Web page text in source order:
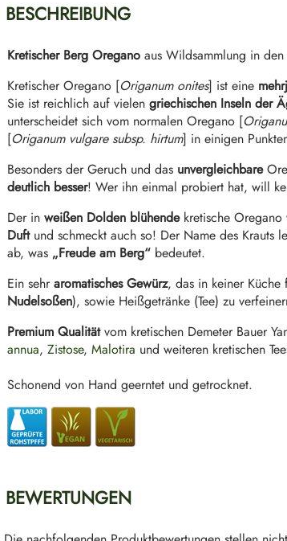
BESCHREIBUNG
Kretischer Berg Oregano aus Wildsammlung in den
Kretischer Oregano [Origanum onites] ist eine
Sie ist reichlich auf vielen griechischen Inseln der
unterscheidet sich vom normalen Oregano [
[Origanum vulgare subsp. hirtum] in einigen
Besonders der Geruch und das unvergleichbare
deutlich besser! Wer ihn einmal probiert hat, will
Der in weißen Dolden blühendekretische Oregano
Duftund schmeckt auch so! Der Name des Krauts
ab, was „Freude am Berg“ bedeutet.
Ein sehraromatisches Gewürz, das in keiner Küche
Nudelsoßen), sowie Heißgetränke (Tee) zu
Premium Qualitätvom kretischen Demeter Bauer
annua, Zistose, Malotira und weiteren kretischen
Schonend von Hand geerntet und getrocknet.
BEWERTUNGEN